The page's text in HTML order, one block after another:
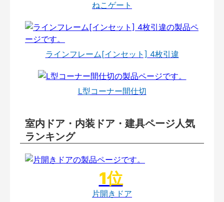
ねこゲート
ラインフレーム[インセット] 4枚引違
L型コーナー間仕切
室内ドア・内装ドア・建具ページ人気
ランキング
片開きドア